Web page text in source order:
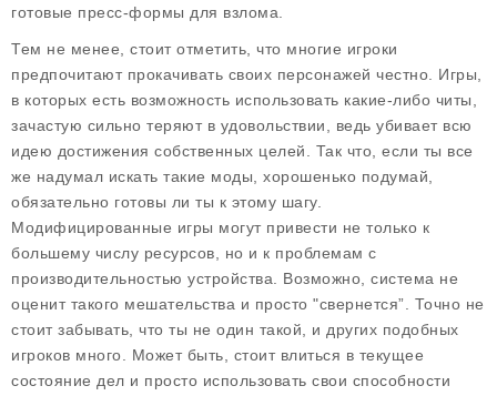
готовые пресс-формы для взлома.
Тем не менее, стоит отметить, что многие игроки
предпочитают прокачивать своих персонажей честно. Игры,
в которых есть возможность использовать какие-либо читы,
зачастую сильно теряют в удовольствии, ведь убивает всю
идею достижения собственных целей. Так что, если ты все
же надумал искать такие моды, хорошенько подумай,
обязательно готовы ли ты к этому шагу.
Модифицированные игры могут привести не только к
большему числу ресурсов, но и к проблемам с
производительностью устройства. Возможно, система не
оценит такого мешательства и просто "свернется”. Точно не
стоит забывать, что ты не один такой, и других подобных
игроков много. Может быть, стоит влиться в текущее
состояние дел и просто использовать свои способности